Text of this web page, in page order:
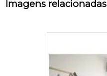
Imagens relacionadas